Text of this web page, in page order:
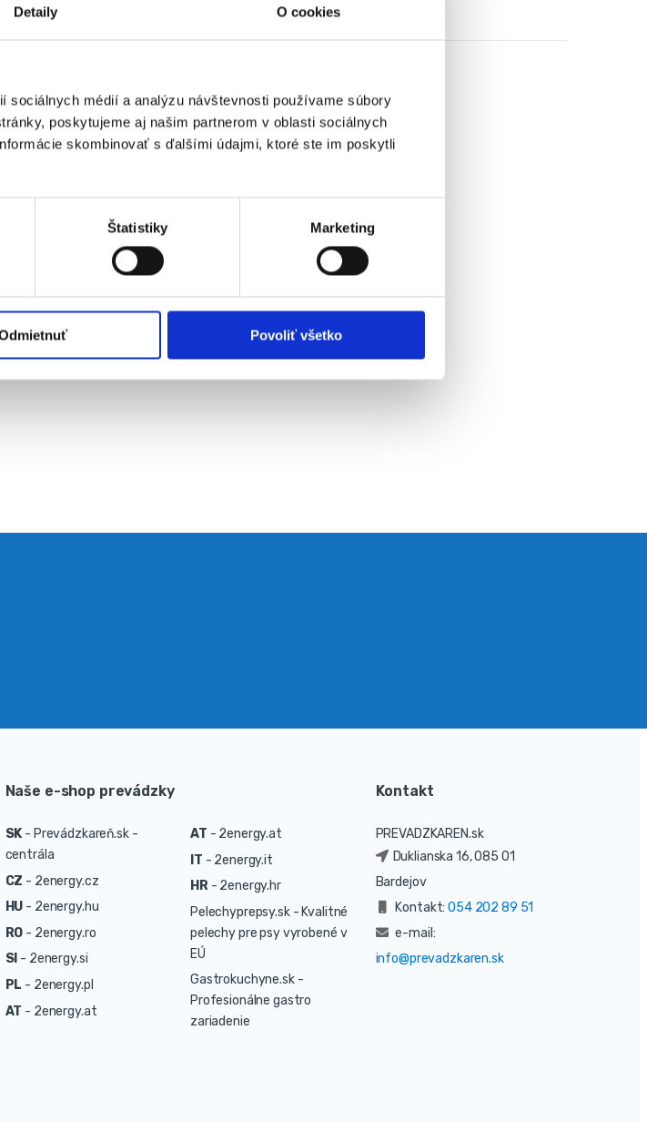
Detaily O cookies
sociálnych médií a analýzu návštevnosti používame súbory
poskytujeme aj našim partnerom v oblasti sociálnych
skombinovať s ďalšími údajmi, ktoré ste im poskytli
Štatistiky Marketing
Povoliť všetko
Naše e-shop prevádzky
SK - Prevádzkareň.sk -
centrála
CZ - 2energy.cz
HU - 2energy.hu
RO - 2energy.ro
SI - 2energy.si
PL - 2energy.pl
AT - 2energy.at
AT - 2energy.at
IT - 2energy.it
HR- 2energy.hr
Pelechyprepsy.sk - Kvalitné
pelechy pre psy vyrobené v
EÚ
Gastrokuchyne.sk -
Profesionálne gastro
zariadenie
Kontakt
PREVADZKAREN.sk
Duklianska 16, 085 01
Bardejov
Kontakt:054 202 89 51
e-mail:
info@prevadzkaren.sk